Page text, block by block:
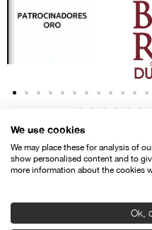
Política de
We use cookies
We may place these for analysis of
show personalised content and to
more information about the cookies
Ok,